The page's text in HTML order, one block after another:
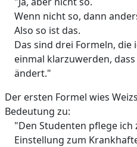
Wenn nicht so, dann
Also so ist das.
Das sind drei Formeln, die
einmal klarzuwerden,
ändert."
Der ersten Formel wies
Bedeutung zu:
"Den Studenten pflege ich
Einstellung zum